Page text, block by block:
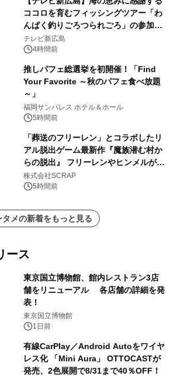
ココロを育むフィッシングツアー「わ
んぱく釣りごろつられごろ」の参加小
学生を募集
テレビ新広島
4時間前
推しパフェ総選挙を初開催！「Find
Your Favorite ～秋のパフェ食べ放題
～」
福岡サンパレス ホテル＆ホール
5時間前
「葬送のフリーレン」とコラボしたリ
アル脱出ゲーム最新作『魔族潜む村か
らの脱出』 フリーレンやヒンメルが武
器を手に魔族を見据える描き下ろしメ
インビジュアル公開
株式会社SCRAP
5時間前
タメの新着をもっと見る
ース
東京国立博物館、館内レストラン3店
舗をリニューアル 各店舗の詳細を発
表！
東京国立博物館
1日前
有線CarPlay／Android Autoをワイヤ
レス化 「Mini Aura」 OTTOCASTが
発売、2色展開で8/31まで40％OFF！